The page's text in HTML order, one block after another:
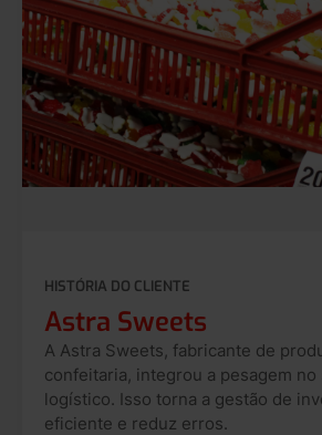
HISTÓRIA DO CLIENTE
Astra Sweets
A Astra Sweets, fabricante de
confeitaria, integrou a pesagem
logístico. Isso torna a gestão de
eficiente e reduz erros.